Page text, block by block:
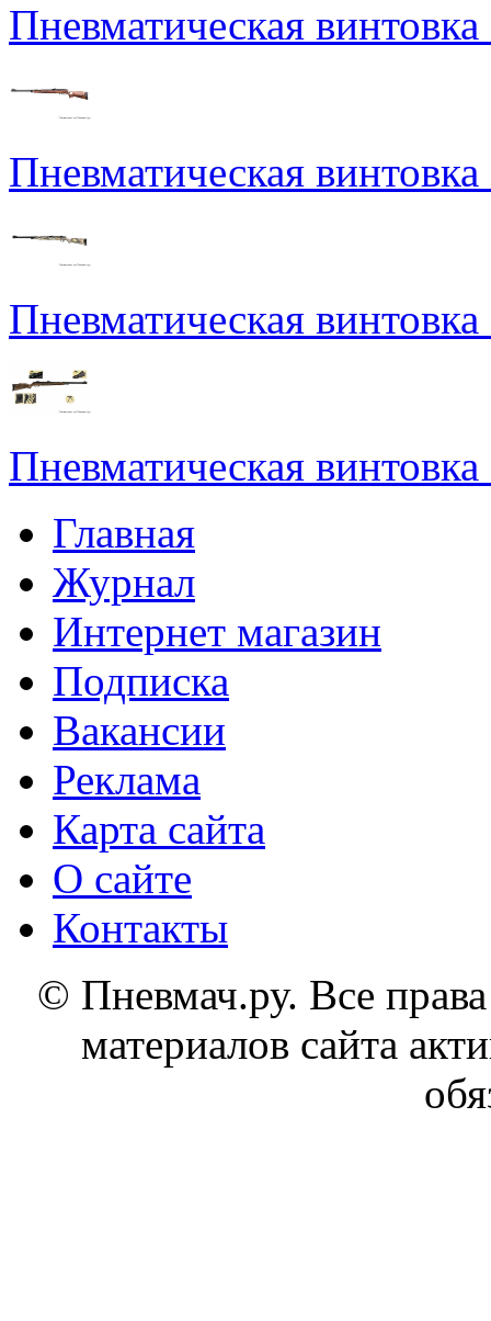
Пневматическая
Пневматическая
Пневматическая
Пневматическая
Главная
Журнал
Интернет магазин
Подписка
Вакансии
Реклама
Карта сайта
О сайте
Контакты
© Пневмач.ру. Все
материалов сайта